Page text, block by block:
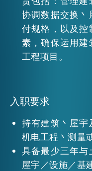
在港营商
最新消息
关于我们
常见问题
联络我们
协调数据交换
付规格，以及
素，确保运用
工程项目。
入职要求
持有建筑丶屋宇
机电工程丶测量
具备最少三年与
屋宇／设施／基